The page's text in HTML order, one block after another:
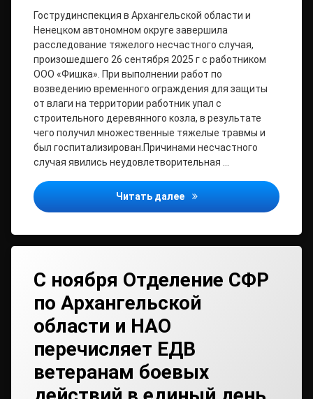
Гострудинспекция в Архангельской области и
Ненецком автономном округе завершила
расследование тяжелого несчастного случая,
произошедшего 26 сентября 2025 г с работником
ООО «Фишка». При выполнении работ по
возведению временного ограждения для защиты
от влаги на территории работник упал с
строительного деревянного козла, в результате
чего получил множественные тяжелые травмы и
был госпитализирован.Причинами несчастного
случая явились неудовлетворительная …
Читать далее Завершено
С ноября Отделение СФР
по Архангельской
области и НАО
перечисляет ЕДВ
ветеранам боевых